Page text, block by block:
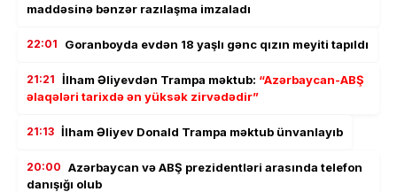
maddəsinə bənzər razılaşma imzaladı
22:01 Goranboyda evdən 18 yaşlı gənc qızın meyiti tapıldı
21:21 İlham Əliyevdən Trampa məktub: “Azərbaycan-ABŞ
əlaqələri tarixdə ən yüksək zirvədədir”
21:13 İlham Əliyev Donald Trampa məktub ünvanlayıb
20:00 Azərbaycan və ABŞ prezidentləri arasında telefon
danışığı olub